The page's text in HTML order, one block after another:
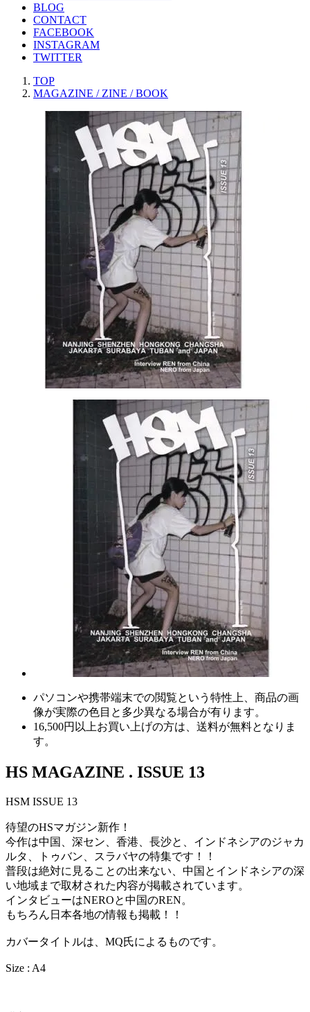
BLOG
CONTACT
FACEBOOK
INSTAGRAM
TWITTER
TOP
MAGAZINE / ZINE / BOOK
パソコンや携帯端末での閲覧という特性上、商品の画
像が実際の色目と多少異なる場合が有ります。
16,500円以上お買い上げの方は、 送料が無料となりま
す。
HS MAGAZINE . ISSUE 13
HSM ISSUE 13
待望のHSマガジン新作！
今作は中国、深セン、香港、長沙と、インドネシアのジャカ
ルタ、トゥバン、スラバヤの特集です！！
普段は絶対に見ることの出来ない、中国とインドネシアの深
い地域まで取材された内容が掲載されています。
インタビューはNEROと中国のREN。
もちろん日本各地の情報も掲載！！
カバータイトルは、MQ氏によるものです。
Size : A4